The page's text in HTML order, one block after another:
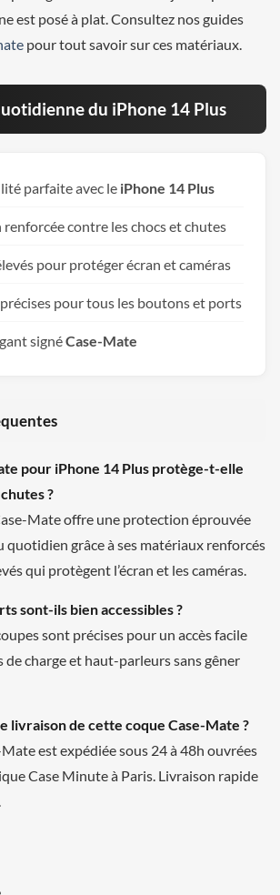
est posé à plat. Consultez nos guides
pour tout savoir sur ces matériaux.
du iPhone 14 Plus
parfaite avec le iPhone 14 Plus
contre les chocs et chutes
pour protéger écran et caméras
pour tous les boutons et ports
signéCase-Mate
pour iPhone 14 Plus protège-t-elle
?
Mate offre une protection éprouvée
quotidien grâce à ses matériaux renforcés
qui protègent l’écran et les caméras.
sont-ils bien accessibles ?
sont précises pour un accès facile
charge et haut-parleurs sans gêner
livraison de cette coque Case-Mate ?
est expédiée sous 24 à 48h ouvrées
Case Minute à Paris. Livraison rapide